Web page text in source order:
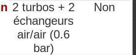
2 turbos + 2
échangeurs
air/air (0.6
bar)
Non